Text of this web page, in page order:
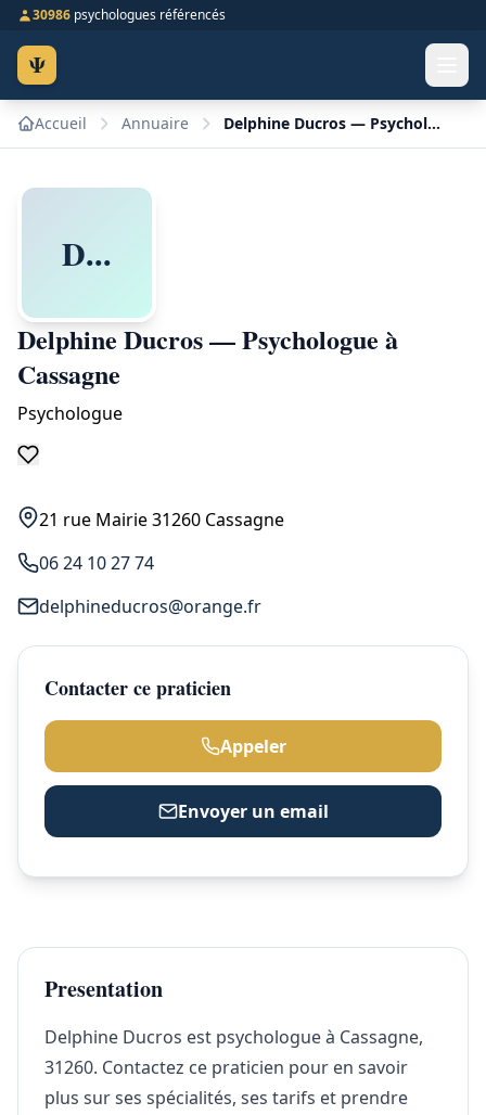
30986 psychologues référencés
Ψ
Accueil Annuaire Delphine Ducros — Psychologue à Cassagne
D...
Delphine Ducros — Psychologue à
Cassagne
Psychologue
21 rue Mairie 31260 Cassagne
06 24 10 27 74
delphineducros@orange.fr
Contacter ce praticien
Appeler
Envoyer un email
Presentation
Delphine Ducros est psychologue à Cassagne,
31260. Contactez ce praticien pour en savoir
plus sur ses spécialités, ses tarifs et prendre